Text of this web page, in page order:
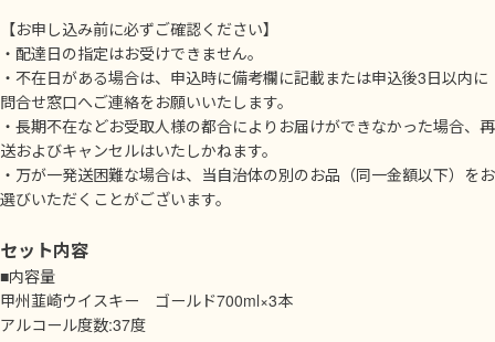
【お申し込み前に必ずご確認ください】
・配達日の指定はお受けできません。
・不在日がある場合は、申込時に備考欄に記載または申込後3日以内に
問合せ窓口へご連絡をお願いいたします。
・長期不在などお受取人様の都合によりお届けができなかった場合、再
送およびキャンセルはいたしかねます。
・万が一発送困難な場合は、当自治体の別のお品（同一金額以下）をお
選びいただくことがございます。
セット内容
■内容量
甲州韮崎ウイスキー ゴールド700ml×3本
アルコール度数:37度